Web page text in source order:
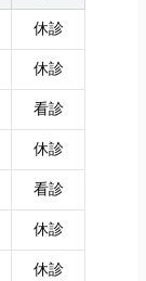
休診
休診
看診
休診
看診
休診
休診